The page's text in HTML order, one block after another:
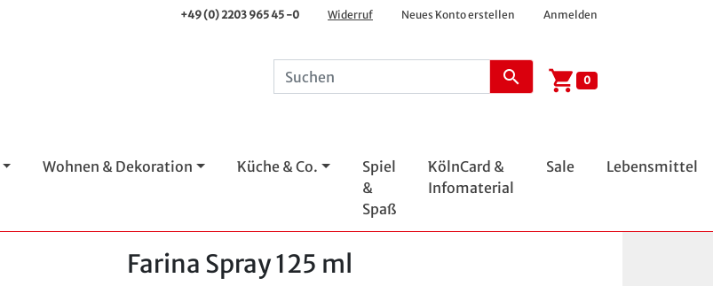
+49 (0) 2203 965 45 -0 Widerruf Neues Konto erstellen Anmelden
search shopping_cart 0
Wohnen & Dekoration Küche & Co.
Spiel
&
Spaß
KölnCard &
Infomaterial
Sale Lebensmittel
Farina Spray 125 ml